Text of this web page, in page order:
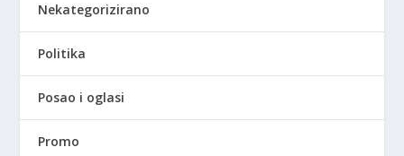
Nekategorizirano
Politika
Posao i oglasi
Promo